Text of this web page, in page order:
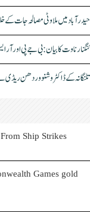
حیدرآباد میں ملاوٹی مصالحہ جات کے خلاف بڑا کریک ڈاؤن،
کنگنا رناوت کا بیان: بی جے پی اور
تلنگانہ کے ڈاکٹر وشنو وردھن ریڈی
Ship Strikes
Games gold